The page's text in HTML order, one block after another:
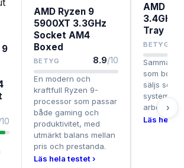
9
AMD Ryzen 9
5900XT 3.3GHz
Socket AM4
Boxed
BETYG 8.9/10
En modern och
kraftfull Ryzen 9-
processor som passar
både gaming och
produktivitet, med
utmärkt balans mellan
pris och prestanda.
Läs hela testet ›
AMD
3.4GHz
Tray
BETYG
Samma
som box-
säljs som
Läs hela
›